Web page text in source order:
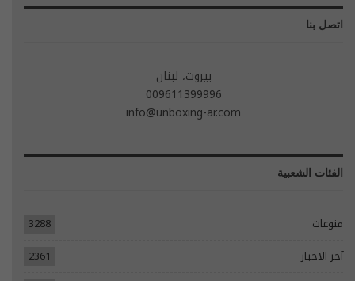
اتصل بنا
بيروت، لبنان
009611399996
info@unboxing-ar.com
الفئات الشعبية
منوعات
3288
آخر الاخبار
2361